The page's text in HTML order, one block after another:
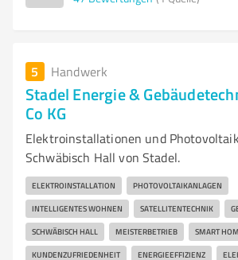
5 Handwerk
Stadel Energie &
Co KG
Elektroinstallationen und
Schwäbisch Hall von Stadel.
ELEKTROINSTALLATION PHOTOVOLTAIKANLAGEN
INTELLIGENTES WOHNEN SATELLITENTECHNIK
SCHWÄBISCH HALL MEISTERBETRIEB SMART
KUNDENZUFRIEDENHEIT ENERGIEEFFIZIENZ